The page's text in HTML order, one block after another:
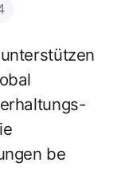
be